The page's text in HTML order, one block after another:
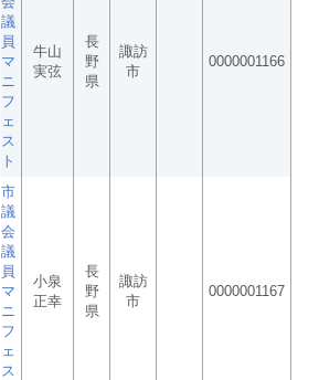
議
員
マ
ニ
フ
ェ
ス
ト
牛山
実弦
長
野
県
諏訪
市
0000001166
市
議
会
議
員
マ
ニ
フ
ェ
ス
小泉
正幸
長
野
県
諏訪
市
0000001167